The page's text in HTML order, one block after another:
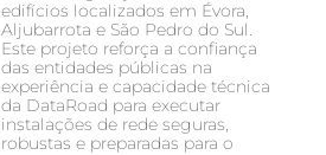
edifícios localizados em Évora,
Aljubarrota e São Pedro do Sul.
Este projeto reforça a confiança
das entidades públicas na
experiência e capacidade técnica
da DataRoad para executar
instalações de rede seguras,
robustas e preparadas para o